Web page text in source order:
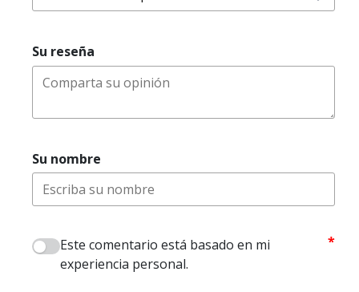
Su reseña
Su nombre
Este comentario está basado en mi
experiencia personal.
*